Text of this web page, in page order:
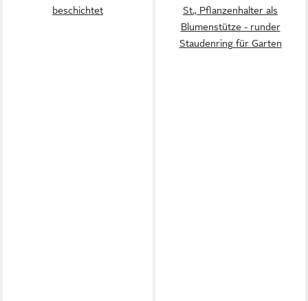
beschichtet
St., Pflanzenhalter als
Blumenstütze - runder
Staudenring für Garten